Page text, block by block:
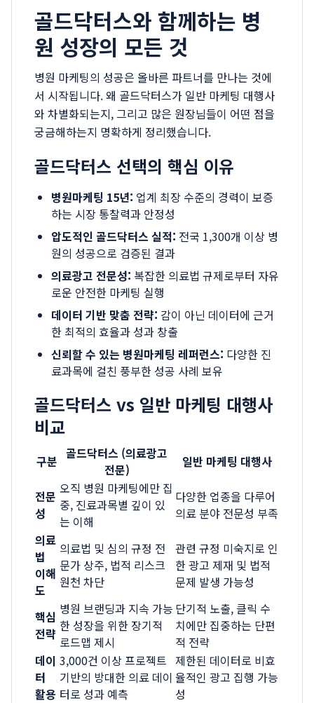
골드닥터스와 함께하는 병
원 성장의 모든 것
병원 마케팅의 성공은 올바른 파트너를 만나는 것에
서 시작됩니다. 왜 골드닥터스가 일반 마케팅 대행사
와 차별화되는지, 그리고 많은 원장님들이 어떤 점을
궁금해하는지 명확하게 정리했습니다.
골드닥터스 선택의 핵심 이유
병원마케팅 15년: 업계 최장 수준의 경력이 보증
하는 시장 통찰력과 안정성
압도적인 골드닥터스 실적: 전국 1,300개 이상 병
원의 성공으로 검증된 결과
의료광고 전문성: 복잡한 의료법 규제로부터 자유
로운 안전한 마케팅 실행
데이터 기반 맞춤 전략: 감이 아닌 데이터에 근거
한 최적의 효율과 성과 창출
신뢰할 수 있는 병원마케팅 레퍼런스: 다양한 진
료과목에 걸친 풍부한 성공 사례 보유
골드닥터스 vs 일반 마케팅 대행사
비교
구분 골드닥터스 (의료광고
전문)
일반 마케팅 대행사
전문
성
오직 병원 마케팅에만 집
중, 진료과목별 깊이 있
는 이해
다양한 업종을 다루어
의료 분야 전문성 부족
의료
법
이해
도
의료법 및 심의 규정 전
문가 상주, 법적 리스크
원천 차단
관련 규정 미숙지로 인
한 광고 제재 및 법적
문제 발생 가능성
핵심
전략
병원 브랜딩과 지속 가능
한 성장을 위한 장기적
로드맵 제시
단기적 노출, 클릭 수
치에만 집중하는 단편
적 전략
데이
터
활용
3,000건 이상 프로젝트
기반의 방대한 의료 데이
터로 성과 예측
제한된 데이터로 비효
율적인 광고 집행 가능
성